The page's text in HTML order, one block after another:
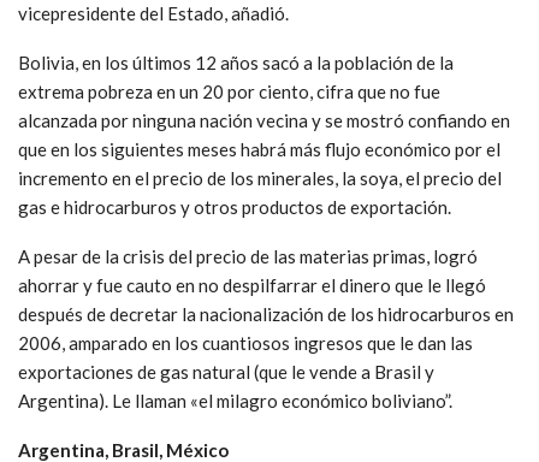
vicepresidente del Estado, añadió.
Bolivia, en los últimos 12 años sacó a la población de la
extrema pobreza en un 20 por ciento, cifra que no fue
alcanzada por ninguna nación vecina y se mostró confiando en
que en los siguientes meses habrá más flujo económico por el
incremento en el precio de los minerales, la soya, el precio del
gas e hidrocarburos y otros productos de exportación.
A pesar de la crisis del precio de las materias primas, logró
ahorrar y fue cauto en no despilfarrar el dinero que le llegó
después de decretar la nacionalización de los hidrocarburos en
2006, amparado en los cuantiosos ingresos que le dan las
exportaciones de gas natural (que le vende a Brasil y
Argentina). Le llaman «el milagro económico boliviano”.
Argentina, Brasil, México